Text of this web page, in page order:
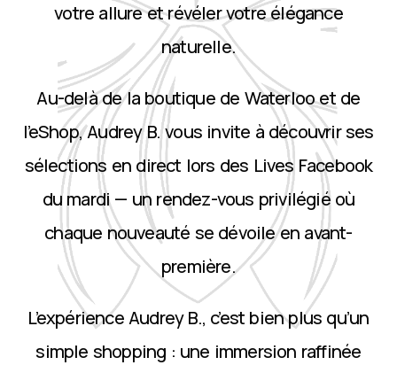
votre allure et révéler votre élégance
naturelle.
Au-delà de la boutique de Waterloo et de
l’eShop, Audrey B. vous invite à découvrir ses
sélections en direct lors des Lives Facebook
du mardi — un rendez-vous privilégié où
chaque nouveauté se dévoile en avant-
première.
L’expérience Audrey B., c’est bien plus qu’un
simple shopping : une immersion raffinée